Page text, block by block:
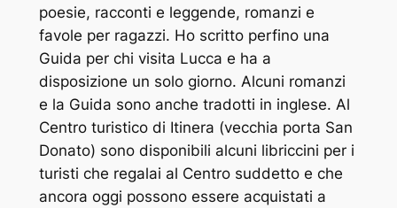
poesie, racconti e leggende, romanzi e
favole per ragazzi. Ho scritto perfino una
Guida per chi visita Lucca e ha a
disposizione un solo giorno. Alcuni romanzi
e la Guida sono anche tradotti in inglese. Al
Centro turistico di Itinera (vecchia porta San
Donato) sono disponibili alcuni libriccini per i
turisti che regalai al Centro suddetto e che
ancora oggi possono essere acquistati a